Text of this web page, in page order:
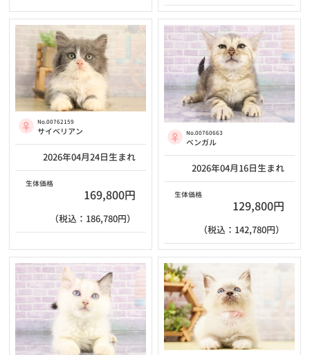
No.00762159
サイベリアン
2026年04月24日生まれ
生体価格
169,800円
（税込：186,780円）
No.00760663
ベンガル
2026年04月16日生まれ
生体価格
129,800円
（税込：142,780円）